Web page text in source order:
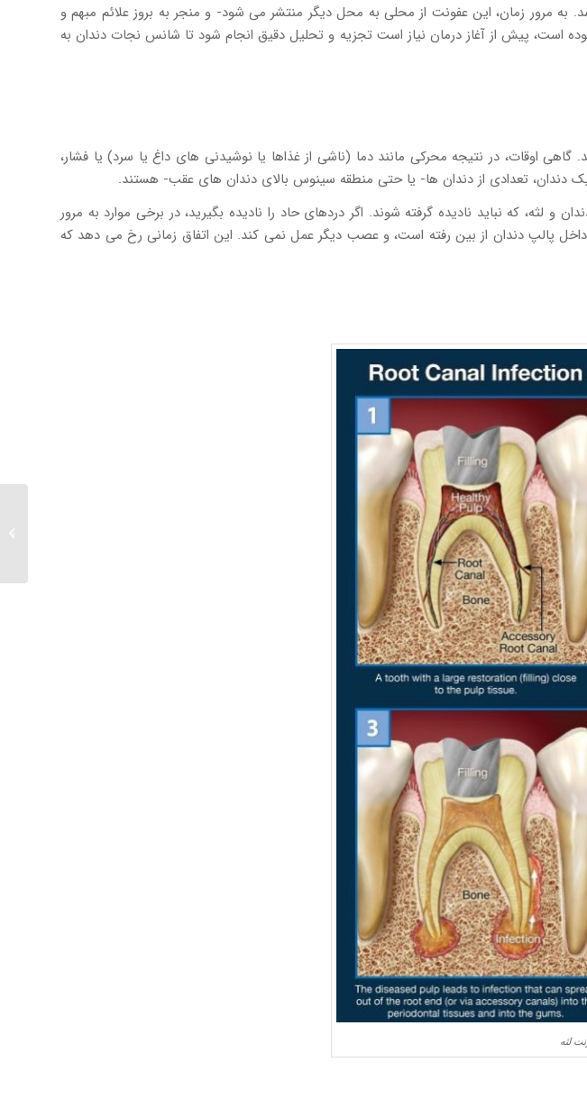
به مرور زمان، این عفونت از محلی به محل دیگر منتشر می شود- و منجر به بروز علائم مبهم و
است، پیش از آغاز درمان نیاز است تجزیه و تحلیل دقیق انجام شود تا شانس نجات دندان به
اوقات، در نتیجه محرکی مانند دما (ناشی از غذاها یا نوشیدنی های داغ یا سرد) یا فشار،
دندان، تعدادی از دندان ها- یا حتی منطقه سینوس بالای دندان های عقب- هستند.
لثه، که نباید نادیده گرفته شوند. اگر دردهای حاد را نادیده بگیرید، در برخی موارد به مرور
پالپ دندان از بین رفته است، و عصب دیگر عمل نمی کند. این اتفاق زمانی رخ می دهد که
لثه